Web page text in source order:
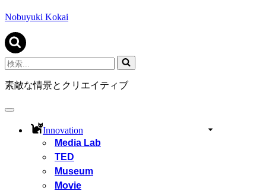
ゲ
シ
ョ
ン
メ
ニ
ュ
Nobuyuki Kokai
検
索...
素敵な情景とクリエイティブ
ナ
Innovation
Media Lab
TED
Museum
Movie